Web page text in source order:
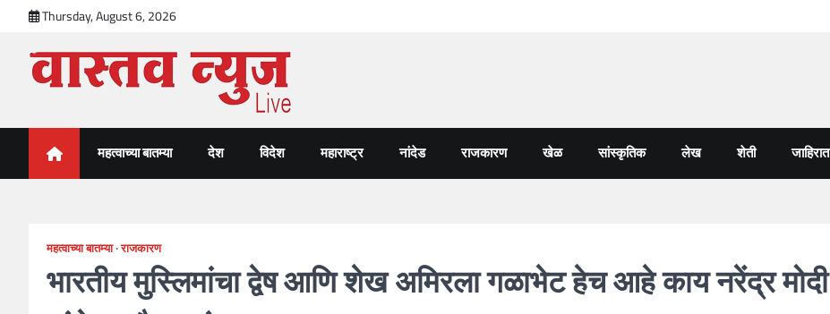
content
Thursday, August 6, 2026
VastavNEWSLive.com
महत्वाच्या बातम्या देश विदेश महाराष्ट्र नांदेड राजकारण खेळ सांस्कृतिक लेख शेती जाहिरात
महत्वाच्या बातम्या राजकारण
भारतीय मुस्लिमांचा द्वेष आणि शेख अमिरला गळाभेट हेच आहे काय नरेंद्र मोदी